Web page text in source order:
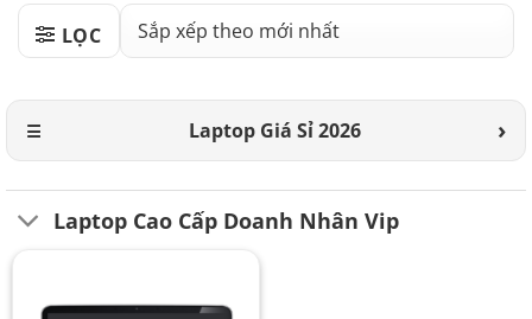
LỌC
Laptop Giá Sỉ 2026
Laptop Cao Cấp Doanh Nhân Vip